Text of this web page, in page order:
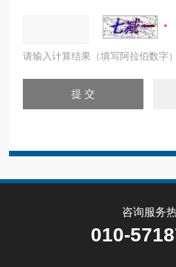
请输入计算结果（填写阿拉伯数字
咨询服务
010-